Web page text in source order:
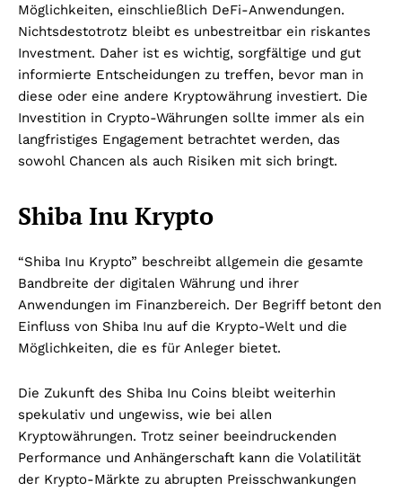
Möglichkeiten, einschließlich DeFi-Anwendungen.
Nichtsdestotrotz bleibt es unbestreitbar ein riskantes
Investment. Daher ist es wichtig, sorgfältige und gut
informierte Entscheidungen zu treffen, bevor man in
diese oder eine andere Kryptowährung investiert. Die
Investition in Crypto-Währungen sollte immer als ein
langfristiges Engagement betrachtet werden, das
sowohl Chancen als auch Risiken mit sich bringt.
Shiba Inu Krypto
“Shiba Inu Krypto” beschreibt allgemein die gesamte
Bandbreite der digitalen Währung und ihrer
Anwendungen im Finanzbereich. Der Begriff betont den
Einfluss von Shiba Inu auf die Krypto-Welt und die
Möglichkeiten, die es für Anleger bietet.
Die Zukunft des Shiba Inu Coins bleibt weiterhin
spekulativ und ungewiss, wie bei allen
Kryptowährungen. Trotz seiner beeindruckenden
Performance und Anhängerschaft kann die Volatilität
der Krypto-Märkte zu abrupten Preisschwankungen